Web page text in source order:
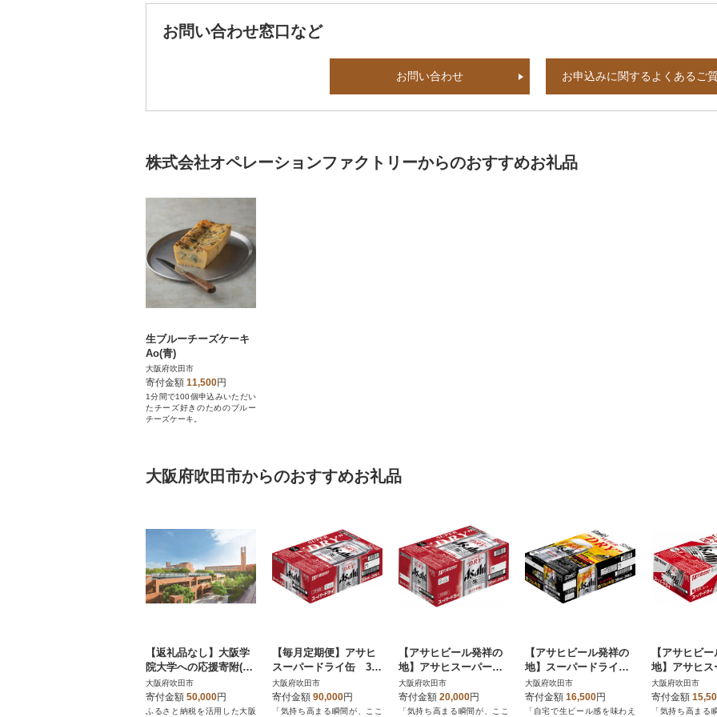
お問い合わせ窓口など
お問い合わせ お申込みに関するよくあるご
株式会社オペレーションファクトリーからのおすすめお礼品
生ブルーチーズケーキ
Ao(青)
大阪府吹田市
寄付金額 11,500円
1分間で100個申込みいただい
たチーズ好きのためのブルー
チーズケーキ。
大阪府吹田市からのおすすめお礼品
【返礼品なし】大阪学
院大学への応援寄附(吹
田市ふるさと納税)50,0
00円
大阪府吹田市
寄付金額 50,000円
ふるさと納税を活用した大阪
【毎月定期便】アサヒ
スーパードライ缶 350
ml×24本 全6回
大阪府吹田市
寄付金額 90,000円
「気持ち高まる瞬間が、ここ
【アサヒビール発祥の
地】アサヒスーパード
ライ缶 500ml×24本
(有)きしまえ
大阪府吹田市
寄付金額 20,000円
「気持ち高まる瞬間が、ここ
【アサヒビール発祥の
地】スーパードライ生
ジョッキ缶 340ml×24
本【株式会社 笠井酒
店】
大阪府吹田市
寄付金額 16,500円
「自宅で生ビール感を味わえ
【アサヒビ
地】アサヒス
ライ缶
株式会社 笠
大阪府吹田市
寄付金額
「気持ち高まる